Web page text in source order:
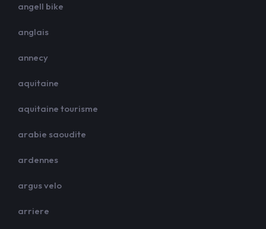
angell bike
anglais
annecy
aquitaine
aquitaine tourisme
arabie saoudite
ardennes
argus velo
arriere